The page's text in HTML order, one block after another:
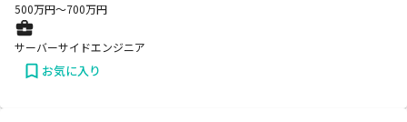
500万円〜700万円
サーバーサイドエンジニア
お気に入り